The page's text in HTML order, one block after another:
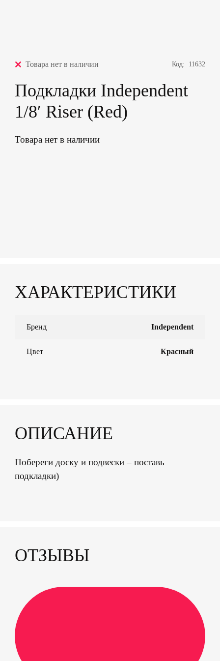
Товара нет в наличии Код: 11632
Подкладки Independent
1/8′ Riser (Red)
Товара нет в наличии
ХАРАКТЕРИСТИКИ
Бренд Independent
Цвет Красный
ОПИСАНИЕ
Побереги доску и подвески – поставь
подкладки)
ОТЗЫВЫ